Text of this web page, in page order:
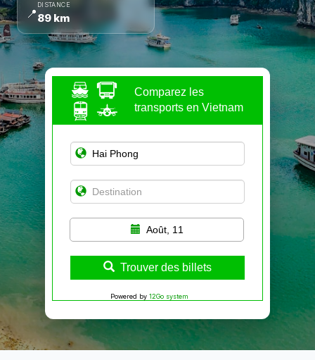
📍
DISTANCE
89 km
Comparez les
transports en Vietnam
Août, 11
Trouver des billets
Powered by 12Go system